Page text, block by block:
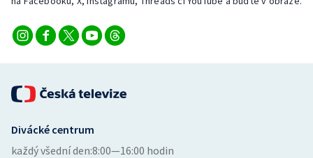
Divácké centrum
každý všední den:8:00—16:00 hodin